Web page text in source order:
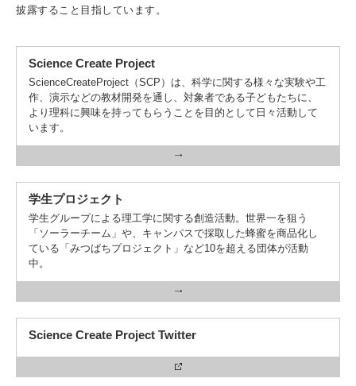
披露すること目指しています。
Science Create Project
ScienceCreateProject（SCP）は、科学に関する様々な実験や工
作、演示などの教材開発を通し、対象者である子どもたちに、
より理科に興味を持ってもらうことを目的として日々活動して
います。
学生プロジェクト
学生グループによる理工学に関する創造活動。世界一を狙う
「ソーラーチーム」や、キャンパスで採取した蜂蜜を商品化し
ている「みつばちプロジェクト」など10を超える団体が活動
中。
Science Create Project Twitter